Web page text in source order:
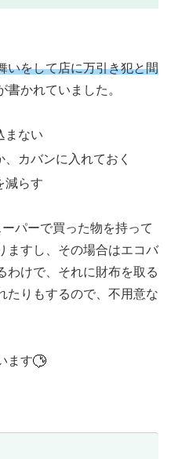
いをして店に万引き犯と間
書かれていました。
まない
カバンに入れておく
減らす
パーで買った物を持って
ますし、その場合はエコバ
わけで、それに財布を取る
たりもするので、不用意な
ます